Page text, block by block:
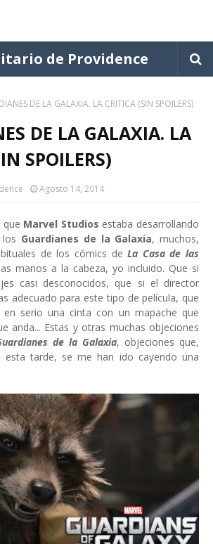
de Providence
DE LA GALAXIA. LA CRITICA (SIN SPOILERS)
DE LA GALAXIA. LA
SPOILERS)
Agosto 14, 2014
que Marvel Studios estaba desarrollando
Guardianes de la Galaxia, muchos,
de los cómics deLa Casa de las
manos a la cabeza, yo incluido. Que si
casi desconocidos, que si el director
adecuado para este tipo de película, que
serio una cinta con un mapache que
anda... Estas y otras muchas objeciones
de la Galaxia, objeciones que,
esta tarde, se me han ido cayendo una